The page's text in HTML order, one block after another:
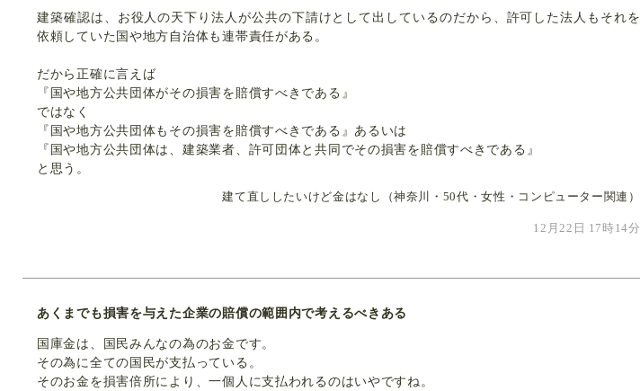
建築確認は、お役人の天下り法人が公共の下請けとして出しているのだから、許可した法人もそれを
依頼していた国や地方自治体も連帯責任がある。
だから正確に言えば
『国や地方公共団体がその損害を賠償すべきである』
ではなく
『国や地方公共団体もその損害を賠償すべきである』あるいは
『国や地方公共団体は、建築業者、許可団体と共同でその損害を賠償すべきである』
と思う。
建て直ししたいけど金はなし（神奈川・50代・女性・コンピューター関連）
12月22日 17時14分
あくまでも損害を与えた企業の賠償の範囲内で考えるべきある
国庫金は、国民みんなの為のお金です。
その為に全ての国民が支払っている。
そのお金を損害倍所により、一個人に支払われるのはいやですね。